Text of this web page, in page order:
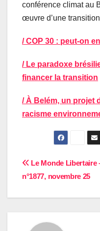
conférence climat au
œuvre d’une
/ COP 30 : peut-on
/ Le paradoxe
financer la transition
/ À Belém, un projet
racisme
Le Monde Libertaire
n°1877, novembre 25